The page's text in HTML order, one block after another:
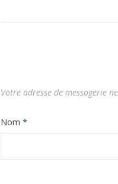
Votre adresse de messagerie
Nom *